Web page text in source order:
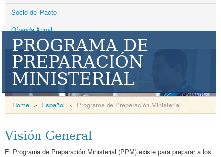
Socio del Pacto
Ofrenda Anual
PROGRAMA DE
PREPARACIÓN
MINISTERIAL
Home » Español » Programa de Preparación Ministerial
Visión General
El Programa de Preparación Ministerial (PPM) existe para preparar a los